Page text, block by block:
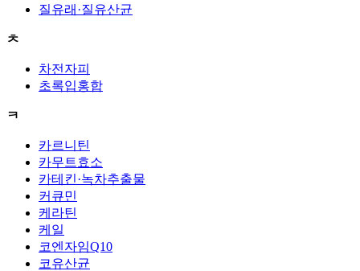
질유래·질유산균
ㅊ
차전자피
초록입홍합
ㅋ
카르니틴
카무트효소
카테킨·녹차추출물
커큐민
케라틴
케일
코엔자임Q10
코유산균